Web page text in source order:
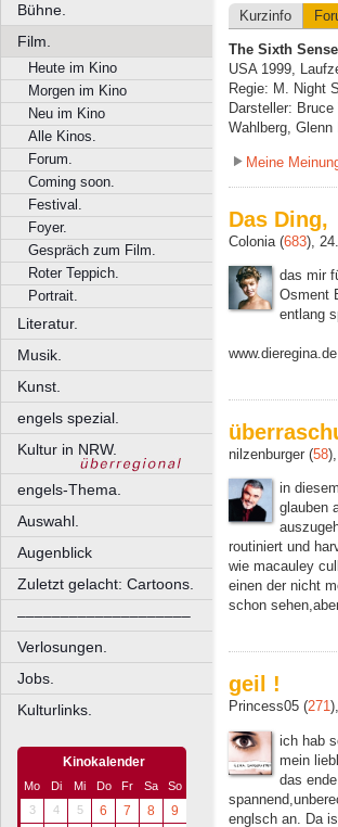
Bühne.
Film.
Heute im Kino
Morgen im Kino
Neu im Kino
Alle Kinos.
Forum.
Coming soon.
Festival.
Foyer.
Gespräch zum Film.
Roter Teppich.
Portrait.
Literatur.
Musik.
Kunst.
engels spezial.
Kultur in NRW.
engels-Thema.
Auswahl.
Augenblick
Zuletzt gelacht: Cartoons.
––––––––––––––––––––
Verlosungen.
Jobs.
Kulturlinks.
Kinokalender
Mo Di Mi Do Fr Sa
So
3
4 5 6 7 8
9
Kurzinfo
The Sixth Sense
USA 1999,
Regie: M. Night
Darsteller:
Wahlberg,
Meine
Das Ding,
Colonia (683),
das mir
Osment
entlang
www.dieregina.de
nilzenburger (58
in
glauben
routiniert und
wie macauley
einen der nicht
schon
geil !
Princess05 (271
ich hab
mein
das
englsch an. Da